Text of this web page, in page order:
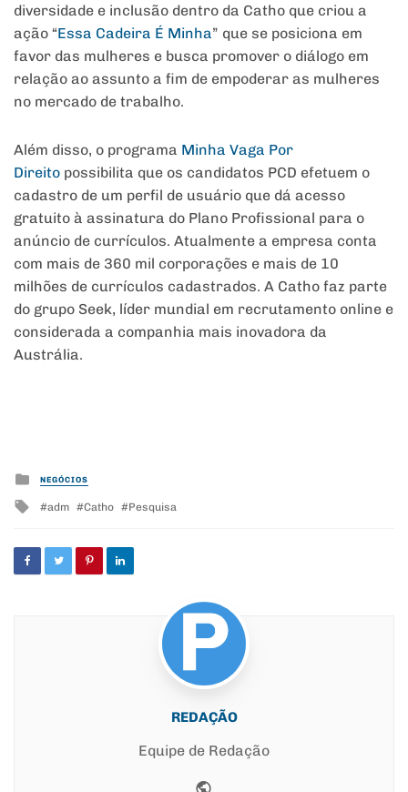
diversidade e inclusão dentro da Catho que criou a
ação “Essa Cadeira É Minha” que se posiciona em
favor das mulheres e busca promover o diálogo em
relação ao assunto a fim de empoderar as mulheres
no mercado de trabalho.
Além disso, o programa Minha Vaga Por
Direito possibilita que os candidatos PCD efetuem o
cadastro de um perfil de usuário que dá acesso
gratuito à assinatura do Plano Profissional para o
anúncio de currículos. Atualmente a empresa conta
com mais de 360 mil corporações e mais de 10
milhões de currículos cadastrados. A Catho faz parte
do grupo Seek, líder mundial em recrutamento online e
considerada a companhia mais inovadora da
Austrália.
Posted
in
NEGÓCIOS
Tagged
adm Catho Pesquisa
REDAÇÃO
Equipe de Redação